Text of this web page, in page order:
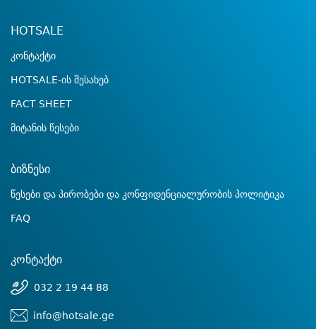
HOTSALE
კონტაქტი
HOTSALE-ის შესახებ
FACT SHEET
მიტანის წესები
ბიზნესი
წესები და პირობები და კონფიდენციალურობის პოლიტიკა
FAQ
კონტაქტი
032 2 19 44 88
info@hotsale.ge